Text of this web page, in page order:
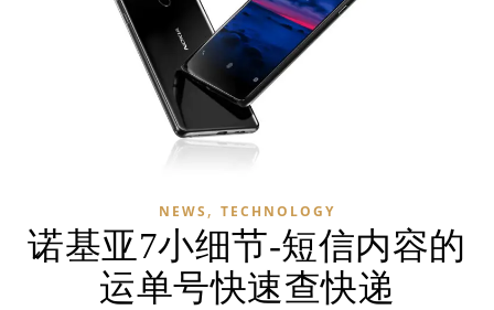
NEWS , TECHNOLOGY
诺基亚7小细节-短信内容的
运单号快速查快递